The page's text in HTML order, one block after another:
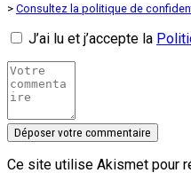
> Consultez la politique de
J’ai lu et j’accepte la
Ce site utilise Akismet pour